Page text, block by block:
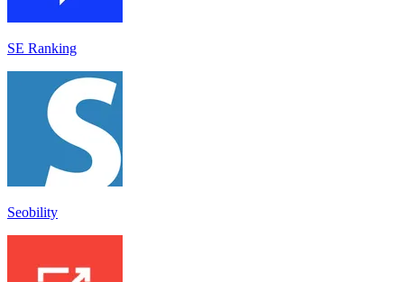
SE Ranking
Seobility